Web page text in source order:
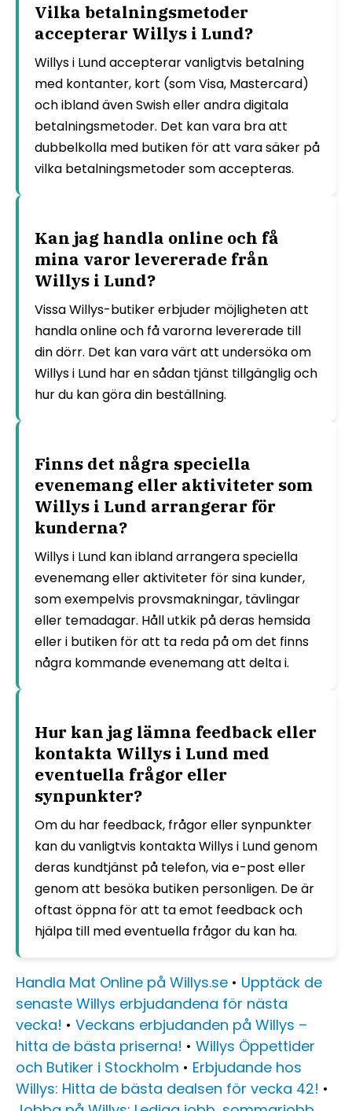
Vilka betalningsmetoder
accepterar Willys i Lund?
Willys i Lund accepterar vanligtvis betalning
med kontanter, kort (som Visa, Mastercard)
och ibland även Swish eller andra digitala
betalningsmetoder. Det kan vara bra att
dubbelkolla med butiken för att vara säker på
vilka betalningsmetoder som accepteras.
Kan jag handla online och få
mina varor levererade från
Willys i Lund?
Vissa Willys-butiker erbjuder möjligheten att
handla online och få varorna levererade till
din dörr. Det kan vara värt att undersöka om
Willys i Lund har en sådan tjänst tillgänglig och
hur du kan göra din beställning.
Finns det några speciella
evenemang eller aktiviteter som
Willys i Lund arrangerar för
kunderna?
Willys i Lund kan ibland arrangera speciella
evenemang eller aktiviteter för sina kunder,
som exempelvis provsmakningar, tävlingar
eller temadagar. Håll utkik på deras hemsida
eller i butiken för att ta reda på om det finns
några kommande evenemang att delta i.
Hur kan jag lämna feedback eller
kontakta Willys i Lund med
eventuella frågor eller
synpunkter?
Om du har feedback, frågor eller synpunkter
kan du vanligtvis kontakta Willys i Lund genom
deras kundtjänst på telefon, via e-post eller
genom att besöka butiken personligen. De är
oftast öppna för att ta emot feedback och
hjälpa till med eventuella frågor du kan ha.
Handla Mat Online på Willys.se • Upptäck de
senaste Willys erbjudandena för nästa
vecka! • Veckans erbjudanden på Willys –
hitta de bästa priserna! • Willys Öppettider
och Butiker i Stockholm • Erbjudande hos
Willys: Hitta de bästa dealsen för vecka 42! •